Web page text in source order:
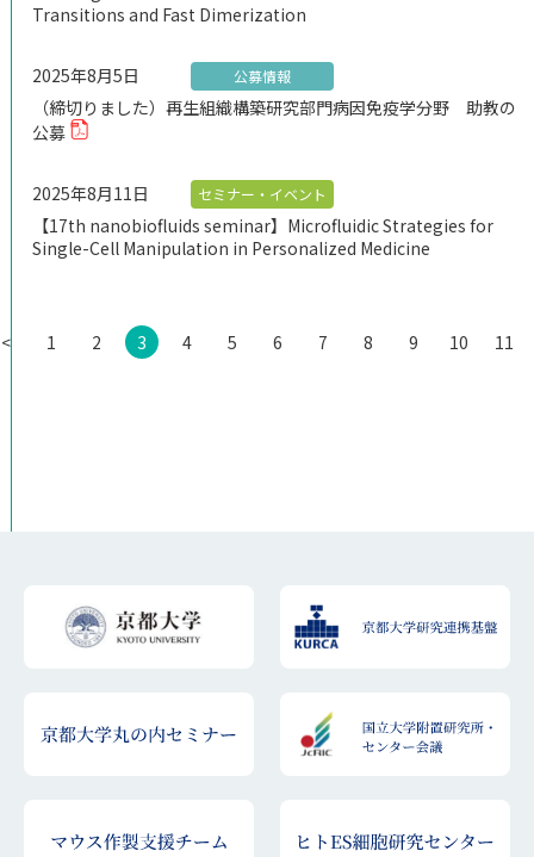
Transitions and Fast Dimerization
2025年8月5日 公募情報
（締切りました）再生組織構築研究部門病因免疫学分野 助教の
公募
2025年8月11日 セミナー・イベント
【17th nanobiofluids seminar】Microfluidic Strategies for
Single-Cell Manipulation in Personalized Medicine
< 1 2 3 4 5 6 7 8 9 10 11